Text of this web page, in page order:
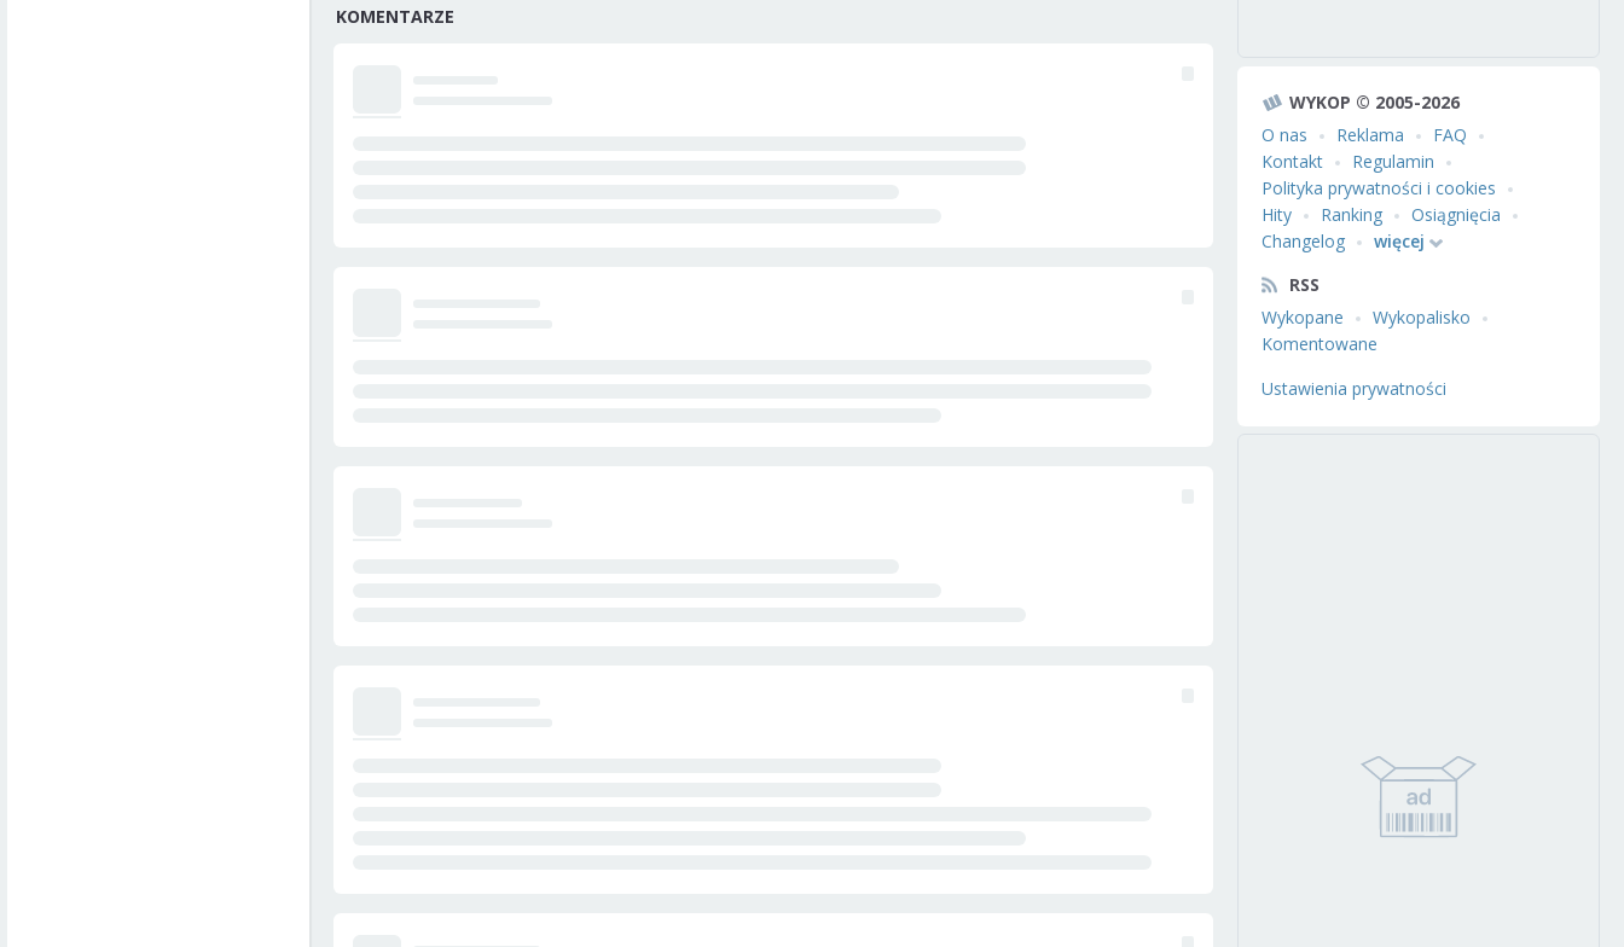
KOMENTARZE
WYKOP © 2005-2026
O nas
Reklama
FAQ
Kontakt
Regulamin
Polityka prywatności i cookies
Hity
Ranking
Osiągnięcia
Changelog
więcej
RSS
Wykopane
Wykopalisko
Komentowane
Ustawienia prywatności